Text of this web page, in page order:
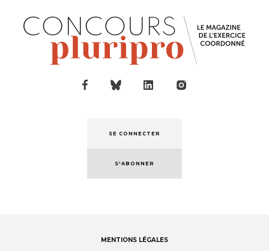
SE CONNECTER
S'ABONNER
MENTIONS LÉGALES